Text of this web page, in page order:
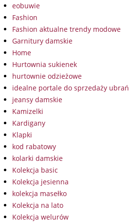
eobuwie
Fashion
Fashion aktualne trendy modowe
Garnitury damskie
Home
Hurtownia sukienek
hurtownie odzieżowe
idealne portale do sprzedaży ubrań
jeansy damskie
Kamizelki
Kardigany
Klapki
kod rabatowy
kolarki damskie
Kolekcja basic
Kolekcja jesienna
kolekcja masełko
Kolekcja na lato
Kolekcja welurów